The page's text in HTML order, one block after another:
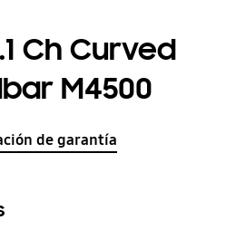
Ch Curved
M4500
de garantía